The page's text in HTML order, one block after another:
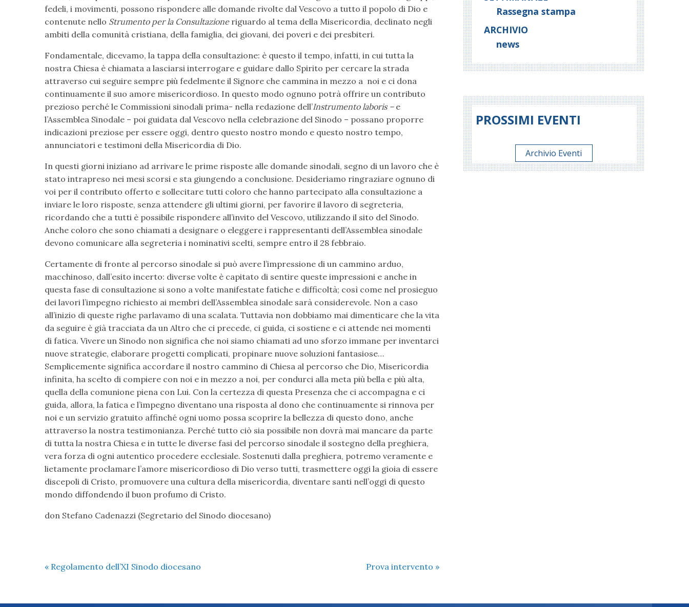
fedeli, i movimenti, possono rispondere alle domande rivolte dal Vescovo a tutto il popolo di Dio e
contenute nello Strumento per la Consultazioneriguardo al tema della Misericordia, declinato negli
ambiti della comunità cristiana, della famiglia, dei giovani, dei poveri e dei presbiteri.
Fondamentale, dicevamo, la tappa della consultazione: è questo il tempo, infatti, in cui tutta la
nostra Chiesa è chiamata a lasciarsi interrogare e guidare dallo Spirito per cercare la strada
attraverso cui seguire sempre più fedelmente il Signore che cammina in mezzo a noi e ci dona
continuamente il suo amore misericordioso. In questo modo ognuno potrà offrire un contributo
prezioso perché le Commissioni sinodali prima- nella redazione dell’Instrumento laboris – e
l’Assemblea Sinodale – poi guidata dal Vescovo nella celebrazione del Sinodo – possano proporre
indicazioni preziose per essere oggi, dentro questo nostro mondo e questo nostro tempo,
annunciatori e testimoni della Misericordia di Dio.
In questi giorni iniziano ad arrivare le prime risposte alle domande sinodali, segno di un lavoro che è
stato intrapreso nei mesi scorsi e sta giungendo a conclusione. Desideriamo ringraziare ognuno di
voi per il contributo offerto e sollecitare tutti coloro che hanno partecipato alla consultazione a
inviare le loro risposte, senza attendere gli ultimi giorni, per favorire il lavoro di segreteria,
ricordando che a tutti è possibile rispondere all’invito del Vescovo, utilizzando il sito del Sinodo.
Anche coloro che sono chiamati a designare o eleggere i rappresentanti dell’Assemblea sinodale
devono comunicare alla segreteria i nominativi scelti, sempre entro il 28 febbraio.
Certamente di fronte al percorso sinodale si può avere l’impressione di un cammino arduo,
macchinoso, dall’esito incerto: diverse volte è capitato di sentire queste impressioni e anche in
questa fase di consultazione si sono a volte manifestate fatiche e difficoltà; così come nel prosieguo
dei lavori l’impegno richiesto ai membri dell’Assemblea sinodale sarà considerevole. Non a caso
all’inizio di queste righe parlavamo di una scalata. Tuttavia non dobbiamo mai dimenticare che la vita
da seguire è già tracciata da un Altro che ci precede, ci guida, ci sostiene e ci attende nei momenti
di fatica. Vivere un Sinodo non significa che noi siamo chiamati ad uno sforzo immane per inventarci
nuove strategie, elaborare progetti complicati, propinare nuove soluzioni fantasiose…
Semplicemente significa accordare il nostro cammino di Chiesa al percorso che Dio, Misericordia
infinita, ha scelto di compiere con noi e in mezzo a noi, per condurci alla meta più bella e più alta,
quella della comunione piena con Lui. Con la certezza di questa Presenza che ci accompagna e ci
guida, allora, la fatica e l’impegno diventano una risposta al dono che continuamente si rinnova per
noi e un servizio gratuito affinché ogni uomo possa scoprire la bellezza di questo dono, anche
attraverso la nostra testimonianza. Perché tutto ciò sia possibile non dovrà mai mancare da parte
di tutta la nostra Chiesa e in tutte le diverse fasi del percorso sinodale il sostegno della preghiera,
vera forza di ogni autentico procedere ecclesiale. Sostenuti dalla preghiera, potremo veramente e
lietamente proclamare l’amore misericordioso di Dio verso tutti, trasmettere oggi la gioia di essere
discepoli di Cristo, promuovere una cultura della misericordia, diventare santi nell’oggi di questo
mondo diffondendo il buon profumo di Cristo.
don Stefano Cadenazzi (Segretario del Sinodo diocesano)
« Regolamento dell’XI Sinodo diocesano Prova intervento »
Rassegna stampa
ARCHIVIO
news
PROSSIMI EVENTI
Archivio Eventi